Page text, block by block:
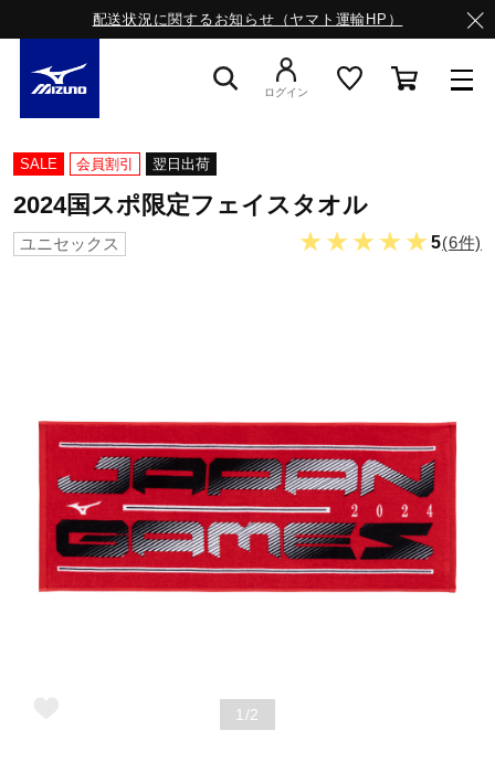
配送状況に関するお知らせ（ヤマト運輸HP）
スニーカー
ライフスタイルウエア
トレーニング
野球
ログイン
SALE 会員割引 翌日出荷
2024国スポ限定フェイスタオル
ユニセックス ★★★★★5(6件)
1/2